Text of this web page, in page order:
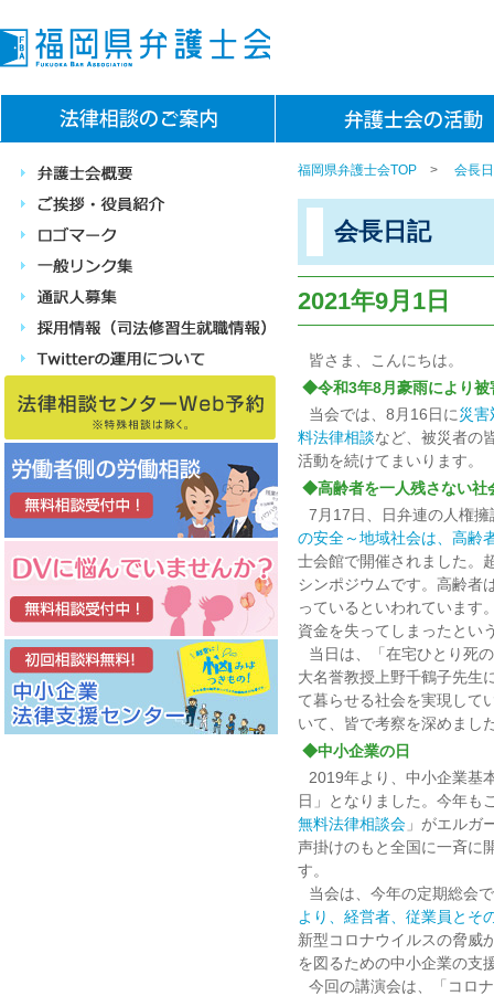
福岡県弁護士会TOP > 会長
会長日記
2021年9月1日
皆さま、こんにちは。
◆令和3年8月豪雨により被
当会では、8月16日に災害
料法律相談など、被災者の
活動を続けてまいります。
◆高齢者を一人残さない社
7月17日、日弁連の人権
の安全～地域社会は、高齢
士会館で開催されました。
シンポジウムです。高齢者
っているといわれています
資金を失ってしまったとい
当日は、「在宅ひとり死
大名誉教授上野千鶴子先生
て暮らせる社会を実現して
いて、皆で考察を深めまし
◆中小企業の日
2019年より、中小企業基
日」となりました。今年も
無料法律相談会 」がエルガ
声掛けのもと全国に一斉に
す。
当会は、今年の定期総会
より、経営者、従業員とそ
新型コロナウイルスの脅威
を図るための中小企業の支
今回の講演会は、「コロ